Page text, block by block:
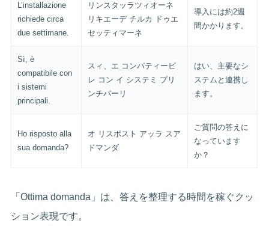
L’installazione
richiede circa
due settimane.
リンスタッラツィオーネ
リキエーデ チルカ ドゥエ
セッティマーネ
導入には約2週
間かかります。
Sì, è
compatibile con
i sistemi
principali.
スィ、エ コンパティービ
レ コン イ システミ プリ
ンチパーリ
はい、主要なシ
ステムと連携し
ます。
Ho risposto alla
sua domanda?
オ リスポスト アッラ スア
ドマンダ
ご質問の答えに
なっています
か？
「Ottima domanda」は、答えを整理する時間を稼ぐクッ
ション表現です。